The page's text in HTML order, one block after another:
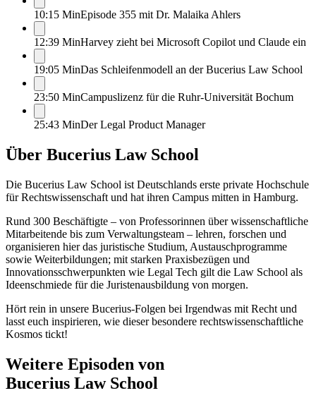
10:15 MinEpisode 355 mit Dr. Malaika Ahlers
12:39 MinHarvey zieht bei Microsoft Copilot und Claude ein
19:05 MinDas Schleifenmodell an der Bucerius Law School
23:50 MinCampuslizenz für die Ruhr-Universität Bochum
25:43 MinDer Legal Product Manager
Über Bucerius Law School
Die Bucerius Law School ist Deutschlands erste private Hochschule
für Rechtswissenschaft und hat ihren Campus mitten in Hamburg.
Rund 300 Beschäftigte – von Professorinnen über wissenschaftliche
Mitarbeitende bis zum Verwaltungsteam – lehren, forschen und
organisieren hier das juristische Studium, Austauschprogramme
sowie Weiterbildungen; mit starken Praxisbezügen und
Innovationsschwerpunkten wie Legal Tech gilt die Law School als
Ideenschmiede für die Juristenausbildung von morgen.
Hört rein in unsere Bucerius-Folgen bei Irgendwas mit Recht und
lasst euch inspirieren, wie dieser besondere rechtswissenschaftliche
Kosmos tickt!
Weitere Episoden von
Bucerius Law School